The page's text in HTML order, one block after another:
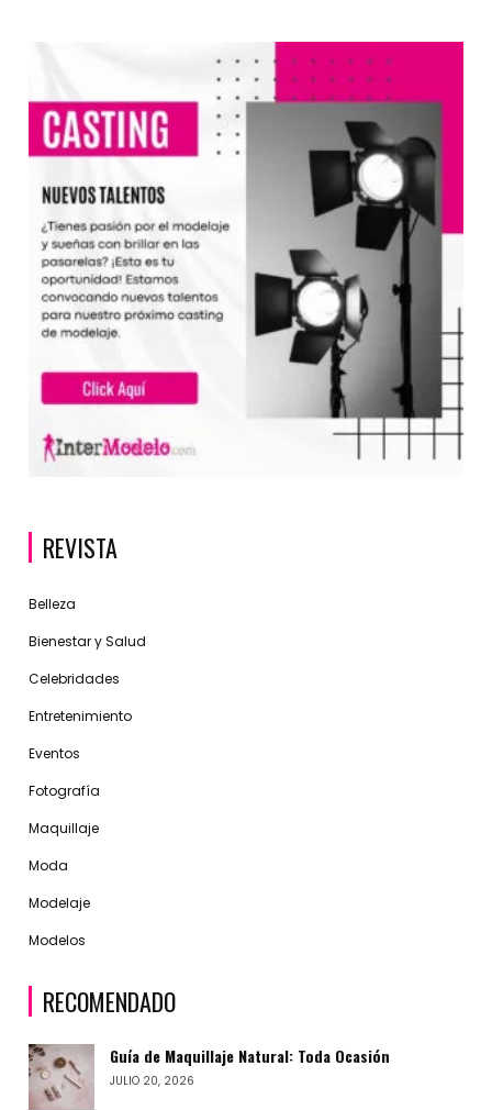
REVISTA
Belleza
Bienestar y Salud
Celebridades
Entretenimiento
Eventos
Fotografía
Maquillaje
Moda
Modelaje
Modelos
RECOMENDADO
Guía de Maquillaje Natural: Toda Ocasión
JULIO 20, 2026